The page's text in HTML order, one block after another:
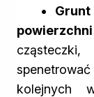
• Grunt
kolejnych